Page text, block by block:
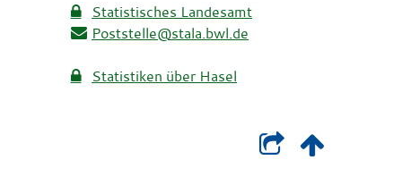
Statistisches Landesamt
Poststelle@stala.bwl.de
Statistiken über Hasel